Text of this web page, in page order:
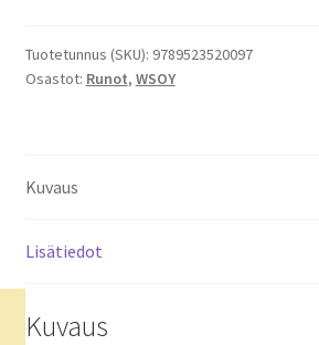
Tuotetunnus (SKU): 9789523520097
Osastot: Runot, WSOY
Kuvaus
Lisätiedot
Kuvaus